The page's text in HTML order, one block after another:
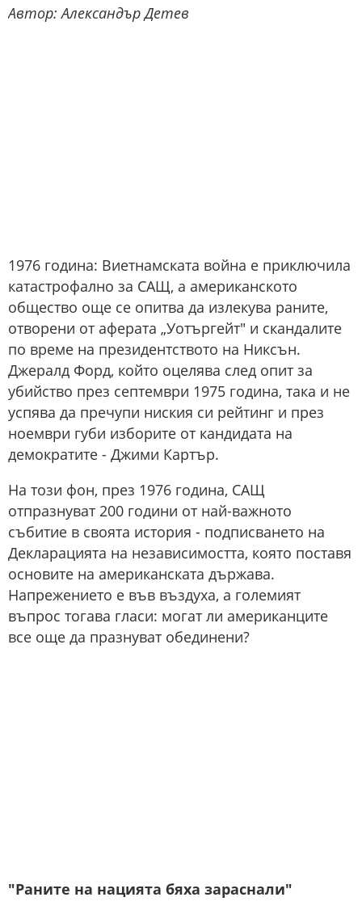
Автор: Александър Детев
1976 година: Виетнамската война е приключила
катастрофално за САЩ, а американското
общество още се опитва да излекува раните,
отворени от аферата „Уотъргейт" и скандалите
по време на президентството на Никсън.
Джералд Форд, който оцелява след опит за
убийство през септември 1975 година, така и не
успява да пречупи ниския си рейтинг и през
ноември губи изборите от кандидата на
демократите - Джими Картър.
На този фон, през 1976 година, САЩ
отпразнуват 200 години от най-важното
събитие в своята история - подписването на
Декларацията на независимостта, която поставя
основите на американската държава.
Напрежението е във въздуха, а големият
въпрос тогава гласи: могат ли американците
все още да празнуват обединени?
"Раните на нацията бяха зараснали"